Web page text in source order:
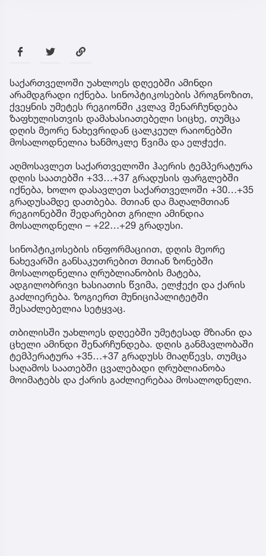
საქართველოში უახლოეს დღეებში ამინდი
არამდგრადი იქნება. სინოპტიკოსების პროგნოზით,
ქვეყნის უმეტეს რეგიონში კვლავ შენარჩუნდება
ზაფხულისთვის დამახასიათებელი სიცხე, თუმცა
დღის მეორე ნახევრიდან ცალკეულ რაიონებში
მოსალოდნელია ხანმოკლე წვიმა და ელჭექი.
აღმოსავლეთ საქართველოში ჰაერის ტემპერატურა
დღის საათებში +33…+37 გრადუსის ფარგლებში
იქნება, ხოლო დასავლეთ საქართველოში +30…+35
გრადუსამდე დათბება. მთიან და მაღალმთიან
რეგიონებში შედარებით გრილი ამინდია
მოსალოდნელი – +22…+29 გრადუსი.
სინოპტიკოსების ინფორმაციით, დღის მეორე
ნახევარში განსაკუთრებით მთიან ზონებში
მოსალოდნელია ღრუბლიანობის მატება,
ადგილობრივი ხასიათის წვიმა, ელჭექი და ქარის
გაძლიერება. ზოგიერთ მუნიციპალიტეტში
შესაძლებელია სეტყვაც.
თბილისში უახლოეს დღეებში უმეტესად მზიანი და
ცხელი ამინდი შენარჩუნდება. დღის განმავლობაში
ტემპერატურა +35…+37 გრადუსს მიაღწევს, თუმცა
საღამოს საათებში ცვალებადი ღრუბლიანობა
მოიმატებს და ქარის გაძლიერებაა მოსალოდნელი.